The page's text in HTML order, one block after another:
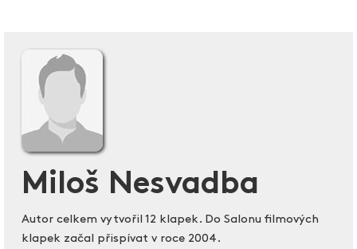
Miloš Nesvadba
Autor celkem vytvořil 12 klapek. Do Salonu filmových
klapek začal přispívat v roce 2004.